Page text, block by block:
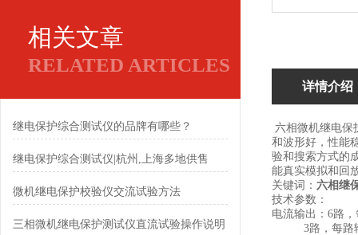
相关文章
RELATED ARTICLES
继电保护综合测试仪的品牌有哪些？
继电保护综合测试仪|杭州,上海多地供售
微机继电保护校验仪交流试验方法
三相微机继电保护测试仪直流试验操作说明
详情介绍
六相微机继电保
和波形好，性能
验和搜索方式的
能真实模拟和回
关键词： 六相继
技术参数：
电流输出：6路
3路，每路输